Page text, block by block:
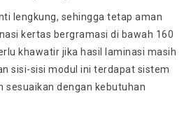
lengkung, sehingga tetap aman
kertas bergramasi di bawah 160
khawatir jika hasil laminasi masih
sisi-sisi modul ini terdapat sistem
sesuaikan dengan kebutuhan